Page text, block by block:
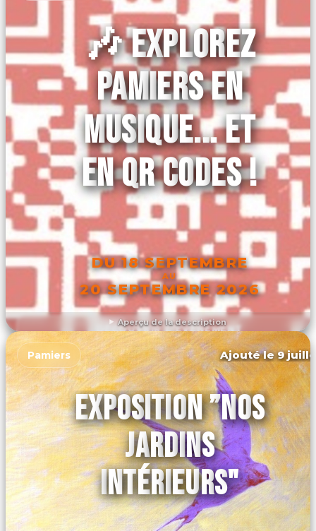
Aperçu de la description
🎶 EXPLOREZ
PAMIERS EN
MUSIQUE... ET
EN QR CODES !
DU 18 SEPTEMBRE
AU
20 SEPTEMBRE 2026
DÉCOUVRIR L'ÉVÉNEMENT
Pamiers Ajouté le 9
EXPOSITION ”NOS
JARDINS
INTÉRIEURS"